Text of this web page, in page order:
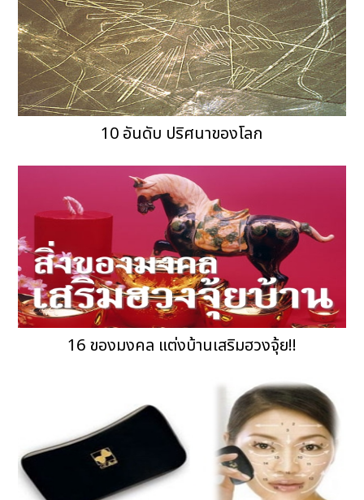
10 อันดับ ปริศนาของโลก
16 ของมงคล แต่งบ้านเสริมฮวงจุ้ย!!